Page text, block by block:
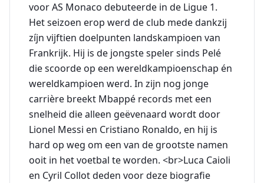
voor AS Monaco debuteerde in de Ligue 1.
Het seizoen erop werd de club mede dankzij
zíjn vijftien doelpunten landskampioen van
Frankrijk. Hij is de jongste speler sinds Pelé
die scoorde op een wereldkampioenschap én
wereldkampioen werd. In zijn nog jonge
carrière breekt Mbappé records met een
snelheid die alleen geëvenaard wordt door
Lionel Messi en Cristiano Ronaldo, en hij is
hard op weg om een van de grootste namen
ooit in het voetbal te worden. <br>Luca Caioli
en Cyril Collot deden voor deze biografie